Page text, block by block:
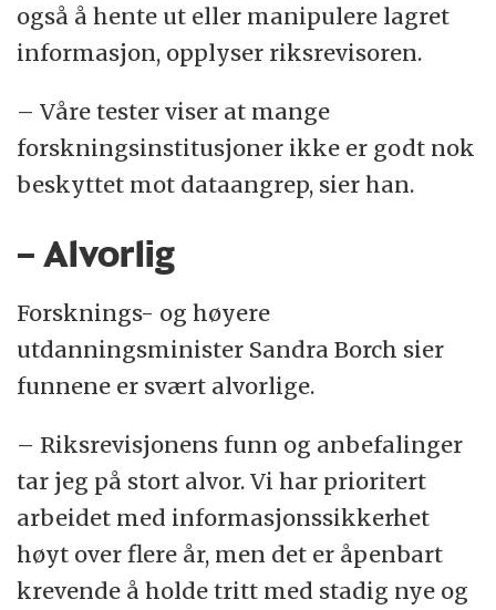
også å hente ut eller manipulere lagret
informasjon, opplyser riksrevisoren.
– Våre tester viser at mange
forskningsinstitusjoner ikke er godt nok
beskyttet mot dataangrep, sier han.
– Alvorlig
Forsknings- og høyere
utdanningsminister Sandra Borch sier
funnene er svært alvorlige.
– Riksrevisjonens funn og anbefalinger
tar jeg på stort alvor. Vi har prioritert
arbeidet med informasjonssikkerhet
høyt over flere år, men det er åpenbart
krevende å holde tritt med stadig nye og